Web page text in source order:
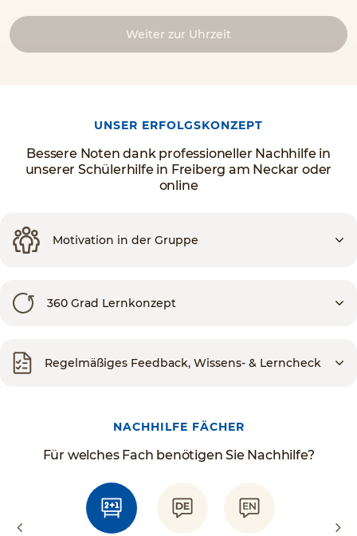
Weiter zur Uhrzeit
UNSER ERFOLGSKONZEPT
Bessere Noten dank professioneller Nachhilfe in
unserer Schülerhilfe in Freiberg am Neckar oder
online
Motivation in der Gruppe
360 Grad Lernkonzept
Regelmäßiges Feedback, Wissens- & Lerncheck
NACHHILFE FÄCHER
Für welches Fach benötigen Sie Nachhilfe?